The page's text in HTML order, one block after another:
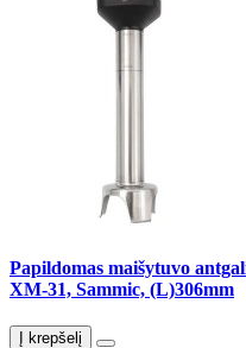
Papildomas maišytuvo
XM-31, Sammic, (L)306mm
Į krepšelį